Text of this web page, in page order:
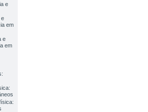
e
e
em
e
em